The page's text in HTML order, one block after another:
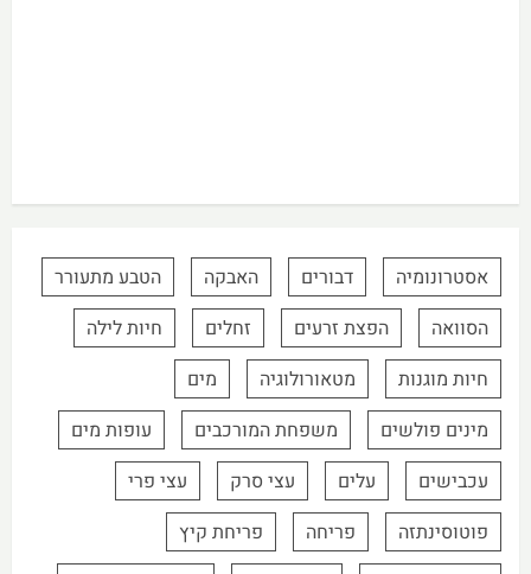
אסטרונומיה דבורים האבקה
הטבע מתעורר
הסוואה
הפצת זרעים זחלים
חיות לילה
חיות מוגנות
מטאורולוגיה
מים
מינים פולשים
משפחת המורכבים
עופות מים
עכבישים
עלים עצי סרק
עצי פרי
פוטוסינתזה
פריחה
פריחת קיץ